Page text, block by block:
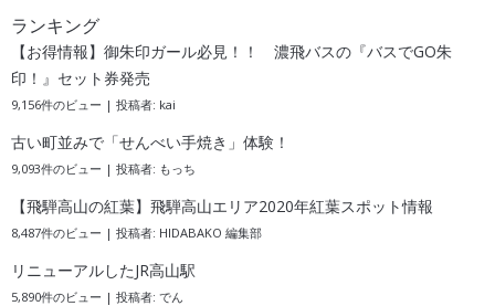
ランキング
【お得情報】御朱印ガール必見！！ 濃飛バスの『バスでGO朱
印！』セット券発売
9,156件のビュー | 投稿者: kai
古い町並みで「せんべい手焼き」体験！
9,093件のビュー | 投稿者: もっち
【飛騨高山の紅葉】飛騨高山エリア2020年紅葉スポット情報
8,487件のビュー | 投稿者: HIDABAKO 編集部
リニューアルしたJR高山駅
5,890件のビュー | 投稿者: でん